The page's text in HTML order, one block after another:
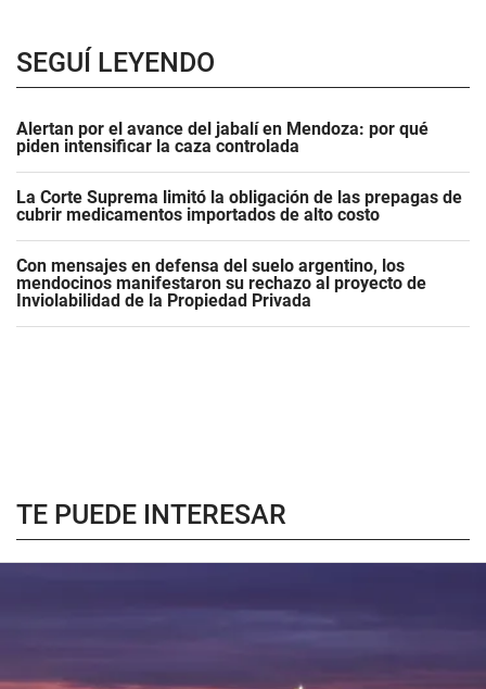
SEGUÍ LEYENDO
Alertan por el avance del jabalí en Mendoza: por qué
piden intensificar la caza controlada
La Corte Suprema limitó la obligación de las prepagas de
cubrir medicamentos importados de alto costo
Con mensajes en defensa del suelo argentino, los
mendocinos manifestaron su rechazo al proyecto de
Inviolabilidad de la Propiedad Privada
TE PUEDE INTERESAR